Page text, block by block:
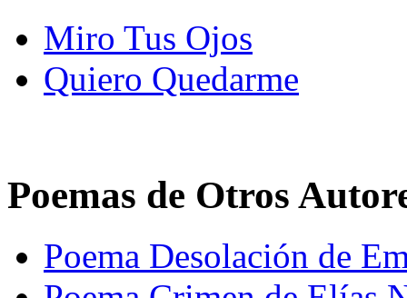
Miro Tus Ojos
Quiero Quedarme
Poemas de Otros
Poema Desolación de